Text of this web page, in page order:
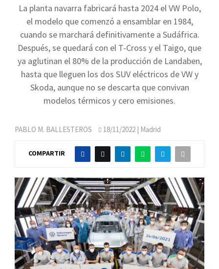
La planta navarra fabricará hasta 2024 el VW Polo,
el modelo que comenzó a ensamblar en 1984,
cuando se marchará definitivamente a Sudáfrica.
Después, se quedará con el T-Cross y el Taigo, que
ya aglutinan el 80% de la producción de Landaben,
hasta que lleguen los dos SUV eléctricos de VW y
Skoda, aunque no se descarta que convivan
modelos térmicos y cero emisiones.
PABLO M. BALLESTEROS 18/11/2022 | Madrid
COMPARTIR